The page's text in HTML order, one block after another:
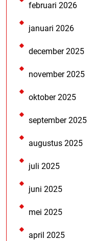
februari 2026
januari 2026
december 2025
november 2025
oktober 2025
september 2025
augustus 2025
juli 2025
juni 2025
mei 2025
april 2025